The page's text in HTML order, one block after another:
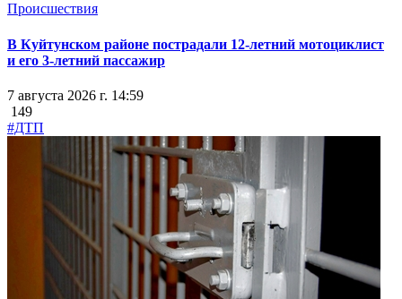
Происшествия
В Куйтунском районе пострадали 12-летний мотоциклист
и его 3-летний пассажир
7 августа 2026 г. 14:59
149
#ДТП